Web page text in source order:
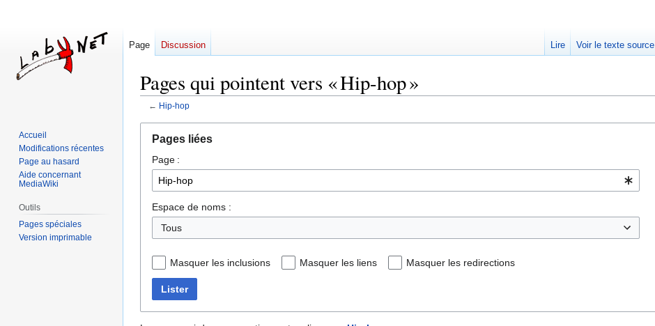
Pages qui pointent vers « Hip-hop »
← Hip-hop
navigation
recherche
Pages liées
Page :
Espace de noms :
Tous
Masquer les inclusions Masquer les liens Masquer les redirections
Lister
Page Discussion Lire Voir le texte source
Accueil
Modifications récentes
Page au hasard
Aide concernant
MediaWiki
Outils
Pages spéciales
Version imprimable